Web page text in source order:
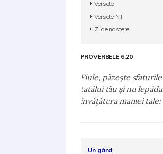
Versete
Versete NT
Zi de nastere
PROVERBELE 6:20
Fiule, păzeşte sfaturile
tatălui tău şi nu lepăda
învăţătura mamei tale:
Un gând